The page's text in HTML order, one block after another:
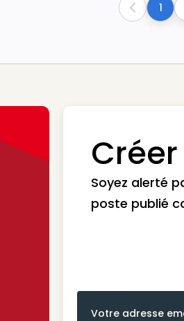
Previous
1
Soyez alerté
poste publié
Votre adresse